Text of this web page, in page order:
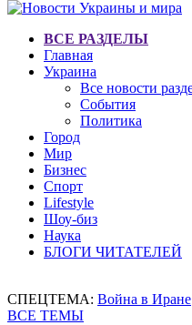
ВСЕ РАЗДЕЛЫ
Главная
Украина
Все новости
События
Политика
Город
Мир
Бизнес
Спорт
Lifestyle
Шоу-биз
Наука
БЛОГИ ЧИТАТЕЛЕЙ
СПЕЦТЕМА: Война в Иране
ВСЕ ТЕМЫ